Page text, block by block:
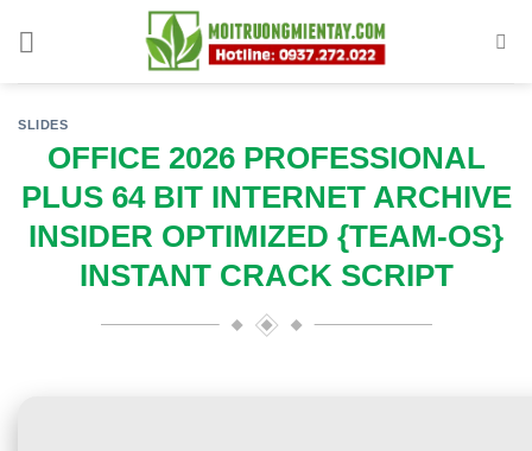
SLIDES
OFFICE 2026 PROFESSIONAL
PLUS 64 BIT INTERNET ARCHIVE
INSIDER OPTIMIZED {TEAM-OS}
INSTANT CRACK SCRIPT